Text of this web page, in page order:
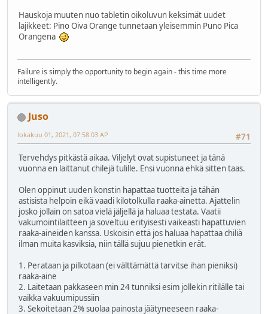
Hauskoja muuten nuo tabletin oikoluvun keksimät uudet
lajikkeet: Pino Oiva Orange tunnetaan yleisemmin Puno Pica
Orangena
Failure is simply the opportunity to begin again - this time more
intelligently.
Juso
#71
lokakuu 01, 2021, 07:58:03 AP
Tervehdys pitkästä aikaa. Viljelyt ovat supistuneet ja tänä
vuonna en laittanut chilejä tulille. Ensi vuonna ehkä sitten taas.
Olen oppinut uuden konstin hapattaa tuotteita ja tähän
astisista helpoin eikä vaadi kilotolkulla raaka-ainetta. Ajattelin
josko jollain on satoa vielä jäljellä ja haluaa testata. Vaatii
vakumointilaitteen ja soveltuu erityisesti vaikeasti hapattuvien
raaka-aineiden kanssa. Uskoisin että jos haluaa hapattaa chiliä
ilman muita kasviksia, niin tällä sujuu pienetkin erät.
1. Perataan ja pilkotaan (ei välttämättä tarvitse ihan pieniksi)
raaka-aine
2. Laitetaan pakkaseen min 24 tunniksi esim jollekin ritilälle tai
vaikka vakuumipussiin
3. Sekoitetaan 2% suolaa painosta jäätyneeseen raaka-